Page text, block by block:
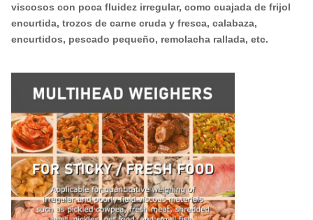
viscosos con poca fluidez irregular, como cuajada de frijol
encurtida, trozos de carne cruda y fresca, calabaza,
encurtidos, pescado pequeño, remolacha rallada, etc.